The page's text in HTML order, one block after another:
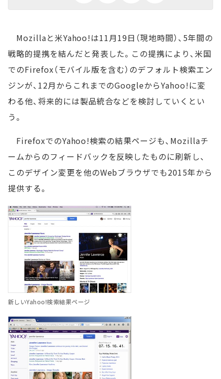
Mozillaと米Yahoo!は11月19日（現地時間）、5年間の
戦略的提携を結んだと発表した。この提携により、米国
でのFirefox（モバイル版を含む）のデフォルト検索エン
ジンが、12月からこれまでのGoogleからYahoo!に変
わる他、将来的には製品統合などを検討していくとい
う。
FirefoxでのYahoo!検索の結果ページも、Mozillaチ
ームからのフィードバックを反映したものに刷新し、
このデザイン変更を他のWebブラウザでも2015年から
提供する。
新しいYahoo!検索結果ページ